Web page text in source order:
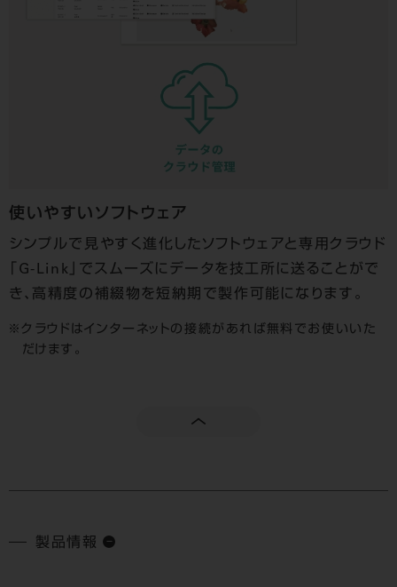
使いやすいソフトウェア
シンプルで見やすく進化したソフトウェアと専用クラウド
「G-Link」でスムーズにデータを技工所に送ることがで
き、高精度の補綴物を短納期で製作可能になります。
クラウドはインターネットの接続があれば無料でお使いいた
だけます。
製品情報